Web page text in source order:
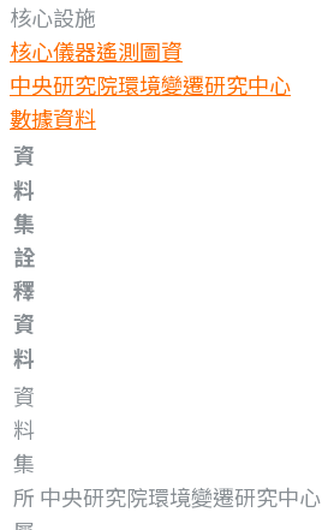
核心設施
核心儀器遙測圖資
中央研究院環境變遷研究中心
數據資料
資
料
集
詮
釋
資
料
資
料
集
所 中央研究院環境變遷研究中心